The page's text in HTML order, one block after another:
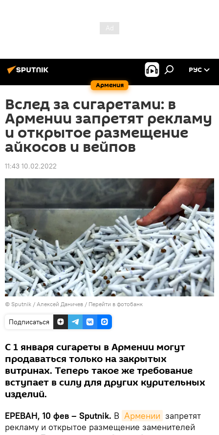
Армения
РУС
Вслед за сигаретами: в
Армении запретят рекламу
и открытое размещение
айкосов и вейпов
11:43 10.02.2022
© Sputnik / Алексей Даничев / Перейти в фотобанк
Подписаться
С 1 января сигареты в Армении могут
продаваться только на закрытых
витринах. Теперь такое же требование
вступает в силу для других курительных
изделий.
ЕРЕВАН, 10 фев – Sputnik. В Армении запретят
рекламу и открытое размещение заменителей